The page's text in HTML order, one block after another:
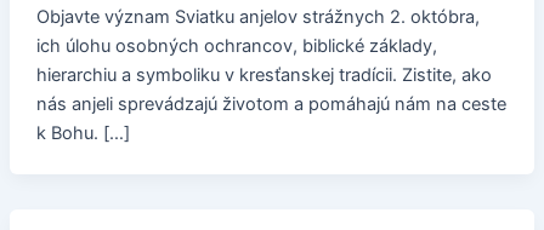
Objavte význam Sviatku anjelov strážnych 2. októbra,
ich úlohu osobných ochrancov, biblické základy,
hierarchiu a symboliku v kresťanskej tradícii. Zistite, ako
nás anjeli sprevádzajú životom a pomáhajú nám na ceste
k Bohu. […]